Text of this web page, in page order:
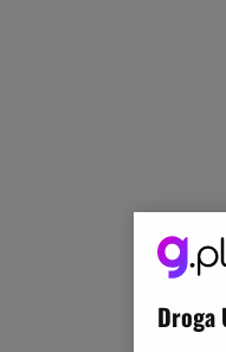
Droga